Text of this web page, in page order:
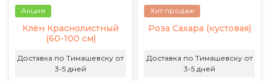
Акция
Клён Краснолистный
(60-100 см)
Доставка по Тимашевску от
3-5 дней
Хит продаж
Роза Сахара (кустовая)
Доставка по Тимашевску от
3-5 дней